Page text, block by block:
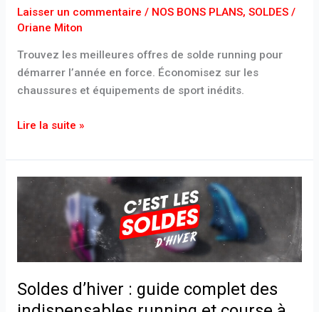
Laisser un commentaire / NOS BONS PLANS, SOLDES/
Oriane Miton
Trouvez les meilleures offres de solde running pour
démarrer l’année en force. Économisez sur les
chaussures et équipements de sport inédits.
Lire la suite »
Soldes d’hiver : guide complet des
Soldes
guide
indispensables